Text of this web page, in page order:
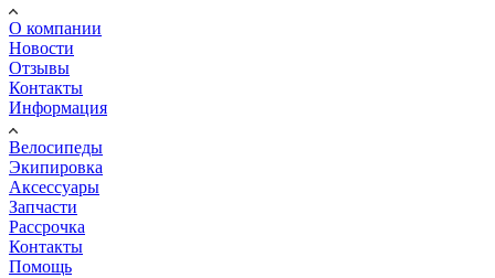
О компании
Новости
Отзывы
Контакты
Информация
Велосипеды
Экипировка
Аксессуары
Запчасти
Рассрочка
Контакты
Помощь